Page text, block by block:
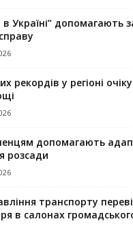
Україні” допомагають
рекордів у регіоні
допомагають
розсади
транспорту
в салонах